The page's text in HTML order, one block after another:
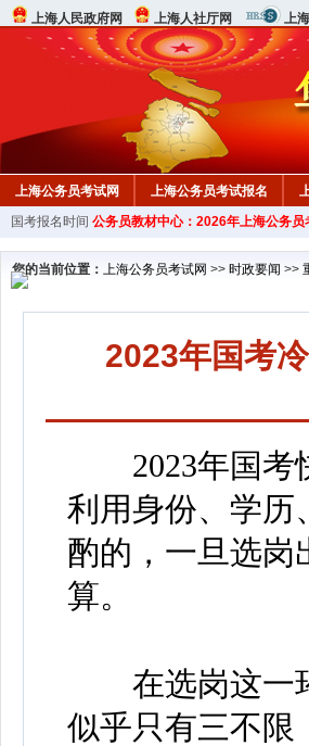
上海人民政府网 上海人社厅网 上
上海公务员考试网 上海公务员考试报名
教材中心
国考报名时间 公务员教材中心：2026年上海公务员
您的当前位置： 上海公务员考试网 >> 时政要闻 >>
2023年国考
2023年国考快
利用身份、学历
酌的，一旦选岗
算。
在选岗这一环
似乎只有三不限